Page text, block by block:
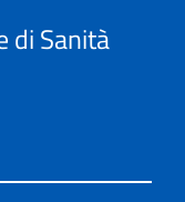
di Sanità